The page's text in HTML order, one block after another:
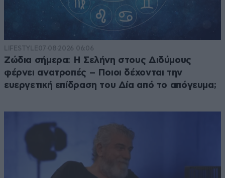
LIFESTYLE07·08·2026 06:06
Ζώδια σήμερα: Η Σελήνη στους Διδύμους
φέρνει ανατροπές – Ποιοι δέχονται την
ευεργετική επίδραση του Δία από το απόγευμα;